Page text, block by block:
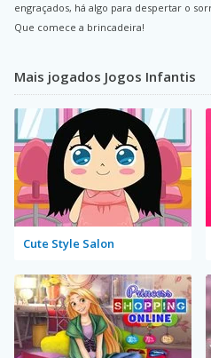
engraçados, há algo para despertar o
Que comece a brincadeira!
Mais jogados Jogos Infantis
Cute Style Salon